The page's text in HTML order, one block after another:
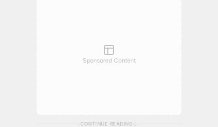
Sponsored Content
CONTINUE READING